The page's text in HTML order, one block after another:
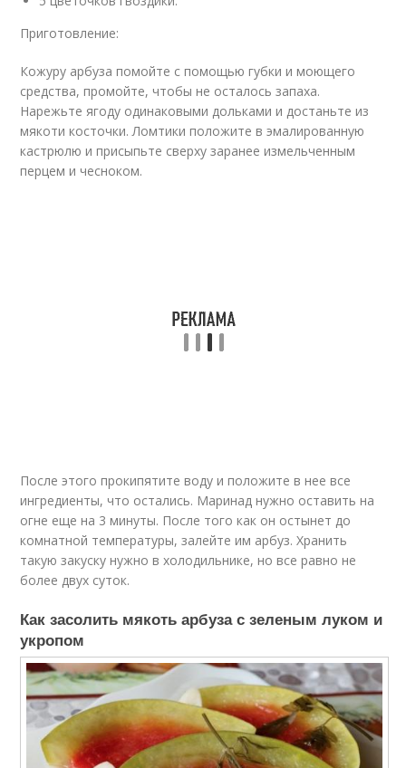
Приготовление:
Кожуру арбуза помойте с помощью губки и моющего
средства, промойте, чтобы не осталось запаха.
Нарежьте ягоду одинаковыми дольками и достаньте из
мякоти косточки. Ломтики положите в эмалированную
кастрюлю и присыпьте сверху заранее измельченным
перцем и чесноком.
После этого прокипятите воду и положите в нее все
ингредиенты, что остались. Маринад нужно оставить на
огне еще на 3 минуты. После того как он остынет до
комнатной температуры, залейте им арбуз. Хранить
такую закуску нужно в холодильнике, но все равно не
более двух суток.
Как засолить мякоть арбуза с зеленым луком и
укропом